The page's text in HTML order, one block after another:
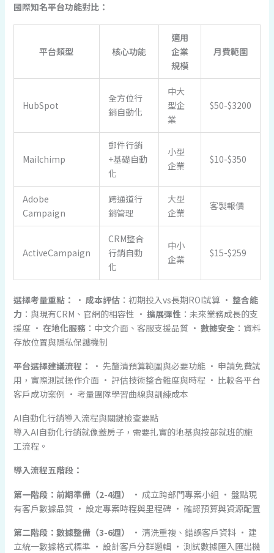
國際知名平台功能對比：
平台類型 核心功能
適用
企業
規模
月費範圍
HubSpot
全方位行
銷自動化
中大
型企
業
$50-$3200
Mailchimp
郵件行銷
+基礎自動
化
小型
企業
$10-$350
Adobe
Campaign
跨通道行
銷管理
大型
企業
客製報價
ActiveCampaign
CRM整合
行銷自動
化
中小
企業
$15-$259
選擇考量重點： • 成本評估：初期投入vs長期ROI試算 • 整合能
力 ：與現有CRM、官網的相容性 • 擴展彈性 ：未來業務成長的支
援度 • 在地化服務：中文介面、客服支援品質 • 數據安全：資料
存放位置與隱私保護機制
平台選擇建議流程：
• 先釐清預算範圍與必要功能 • 申請免費試
用，實際測試操作介面 • 評估技術整合難度與時程 • 比較各平台
客戶成功案例 • 考量團隊學習曲線與訓練成本
AI自動化行銷導入流程與關鍵檢查要點
導入AI自動化行銷就像蓋房子，需要扎實的地基與按部就班的施
工流程。
導入流程五階段：
第一階段：前期準備（2-4週）
• 成立跨部門專案小組 • 盤點現
有客戶數據品質 • 設定專案時程與里程碑 • 確認預算與資源配置
第二階段：數據整備（3-6週）
• 清洗重複、錯誤客戶資料 • 建
立統一數據格式標準 • 設計客戶分群邏輯 • 測試數據匯入匯出機